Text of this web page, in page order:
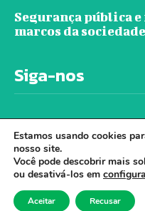
Segurança pública
marcos da
Siga-nos
© Jornal Ver A
reservados. -
Estamos usando cookies
nosso site.
Você pode descobrir mais
ou desativá-los em
Aceitar Recusar